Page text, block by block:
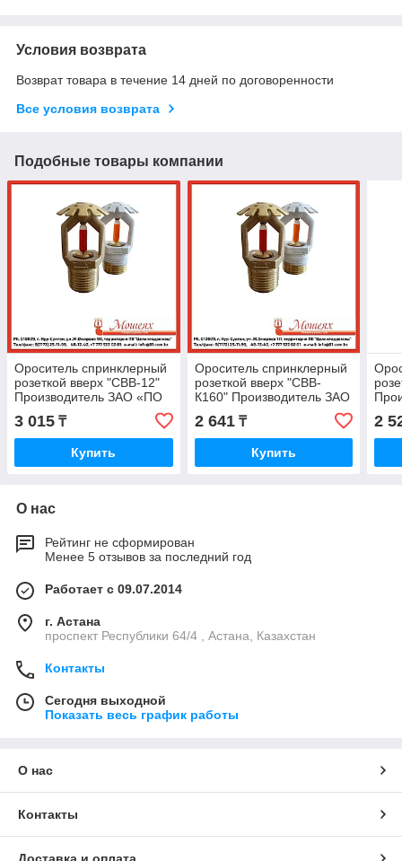
Условия возврата
Возврат товара в течение 14 дней по договоренности
Все условия возврата
Подобные товары компании
Ороситель спринклерный
розеткой вверх "СВВ-12"
Производитель ЗАО «ПО
«Спецавтоматика», Бийск
3 015 ₸
Купить
Ороситель спринклерный
розеткой вверх "СВВ-
К160" Производитель ЗАО
«ПО «Спецавтоматика»,
Бийск
2 641₸
Купить
2
О нас
Рейтинг не сформирован
Менее 5 отзывов за последний год
Работает с 09.07.2014
г. Астана
проспект Республики 64/4 , Астана, Казахстан
Контакты
Сегодня выходной
Показать весь график работы
О нас
Контакты